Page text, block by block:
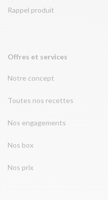
Rappel produit
Offres et services
Notre concept
Toutes nos recettes
Nos engagements
Nos box
Nos prix